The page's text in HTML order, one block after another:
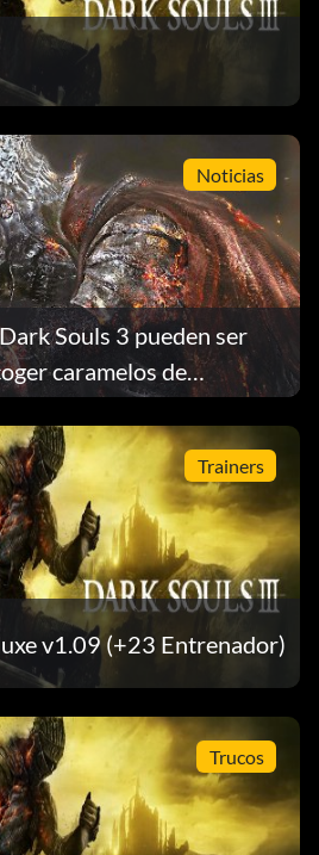
Noticias
Souls 3 pueden ser
caramelos de
Trainers
v1.09 (+23 Entrenador)
Trucos